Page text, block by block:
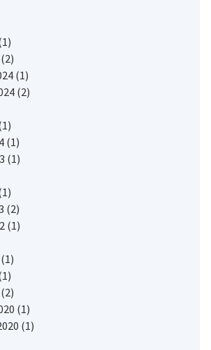
(2)
(1)
(2)
(1)
(1)
(2)
(1)
(1)
(2)
(1)
(1)